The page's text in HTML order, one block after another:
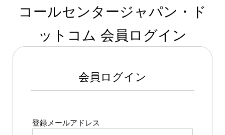
コールセンタージャパン・ド
ットコム 会員ログイン
会員ログイン
登録メールアドレス